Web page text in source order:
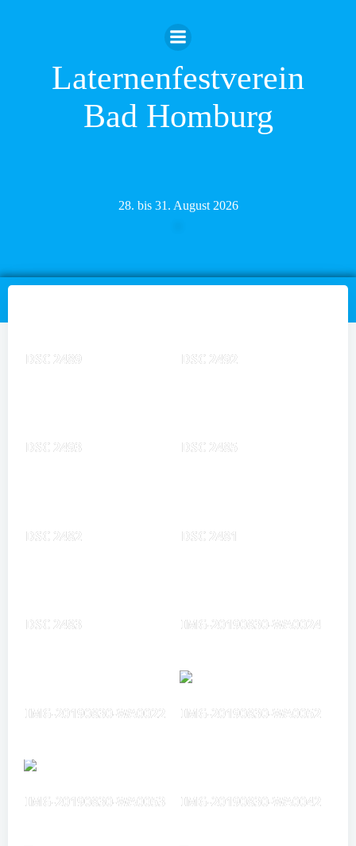
Inhalt
springen
Laternenfestverein
Bad Homburg
28. bis 31. August 2026
DSC 2489 DSC 2492
DSC 2493 DSC 2485
DSC 2482 DSC 2481
DSC 2483 IMG-20190830-WA0024
IMG-20190830-WA0022 IMG-20190830-WA0052
IMG-20190830-WA0053 IMG-20190830-WA0042